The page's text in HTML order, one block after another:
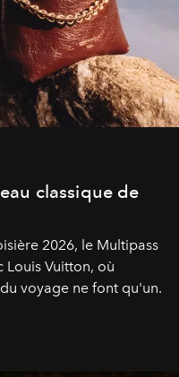
classique de
2026, le Multipass
Louis Vuitton, où
voyage ne font qu'un.